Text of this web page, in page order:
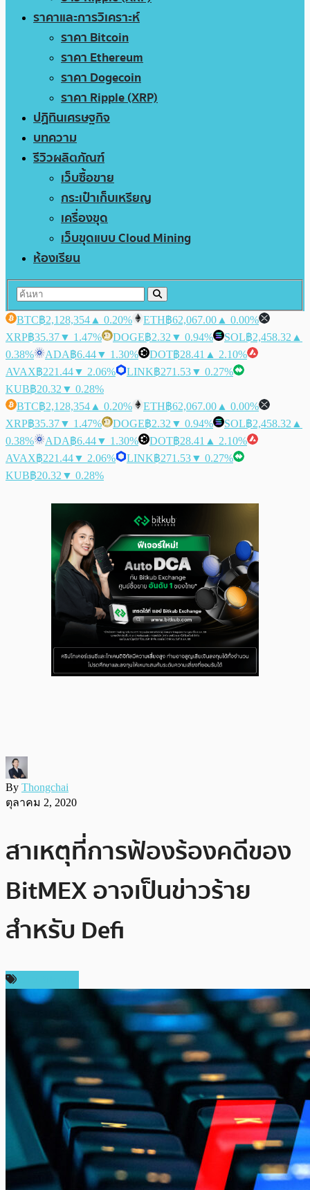
ราคาและการวิเคราะห์
ราคา Bitcoin
ราคา Ethereum
ราคา Dogecoin
ราคา Ripple (XRP)
ปฏิทินเศรษฐกิจ
บทความ
รีวิวผลิตภัณฑ์
เว็บซื้อขาย
กระเป๋าเก็บเหรียญ
เครื่องขุด
เว็บขุดแบบ Cloud Mining
ห้องเรียน
BTC฿2,128,354 ▲ 0.20% ETH฿62,067.00 ▲ 0.00%
XRP฿35.37▼ 1.47% DOGE฿2.32 ▼ 0.94% SOL฿2,458.32 ▲
0.38%
ADA฿6.44▼ 1.30% DOT฿28.41 ▲ 2.10%
AVAX฿221.44▼ 2.06% LINK฿271.53▼ 0.27%
KUB฿20.32 ▼ 0.28%
BTC฿2,128,354 ▲ 0.20% ETH฿62,067.00 ▲ 0.00%
XRP฿35.37▼ 1.47% DOGE฿2.32 ▼ 0.94% SOL฿2,458.32 ▲
0.38%
ADA฿6.44▼ 1.30% DOT฿28.41 ▲ 2.10%
AVAX฿221.44▼ 2.06% LINK฿271.53▼ 0.27%
KUB฿20.32 ▼ 0.28%
By Thongchai
ตุลาคม 2, 2020
สาเหตุที่การฟ้องร้องคดีของ
BitMEX อาจเป็นข่าวร้าย
สำหรับ Defi